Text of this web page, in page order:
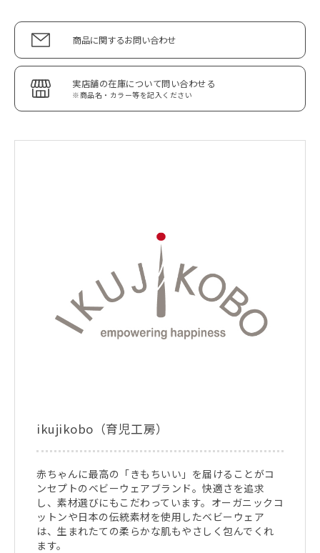
商品に関するお問い合わせ
実店舗の在庫について問い合わせる
※商品名・カラー等を記入ください
ikujikobo（育児工房）
赤ちゃんに最高の「きもちいい」を届けることがコ
ンセプトのベビーウェアブランド。快適さを追求
し、素材選びにもこだわっています。オーガニックコ
ットンや日本の伝統素材を使用したベビーウェア
は、生まれたての柔らかな肌もやさしく包んでくれ
ます。